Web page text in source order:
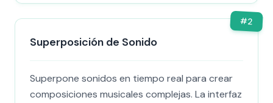
#2
Superposición de Sonido
Superpone sonidos en tiempo real para crear
composiciones musicales complejas. La interfaz